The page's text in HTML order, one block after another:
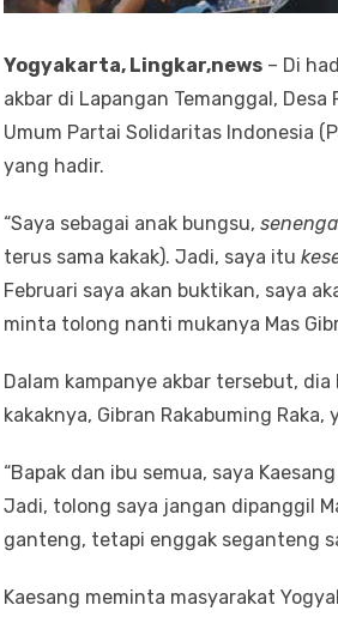
Yogyakarta, Lingkar,news – Di
akbar di Lapangan Temanggal,
Umum Partai Solidaritas Indonesia
yang hadir.
“Saya sebagai anak bungsu,
terus sama kakak). Jadi, saya itu
Februari saya akan buktikan, saya
minta tolong nanti mukanya Mas
Dalam kampanye akbar tersebut,
kakaknya, Gibran Rakabuming
“Bapak dan ibu semua, saya
Jadi, tolong saya jangan dipanggil
ganteng, tetapi enggak seganteng
Kaesang meminta masyarakat